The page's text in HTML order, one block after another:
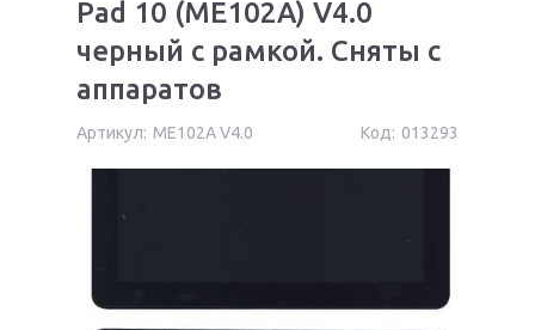
Pad 10 (ME102A) V4.0
черный с рамкой. Сняты с
аппаратов
Артикул: ME102A V4.0 Код: 013293